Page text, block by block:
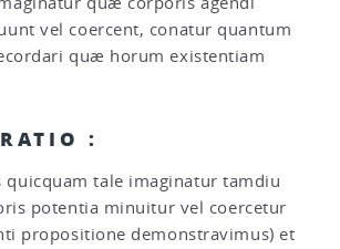
vel coercent, conatur quantum
quæ horum existentiam
:
quicquam tale imaginatur tamdiu
potentia minuitur vel coercetur
propositione demonstravimus) et